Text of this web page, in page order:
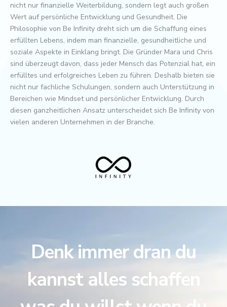
nicht nur finanzielle Weiterbildung, sondern legt auch großen
Wert auf persönliche Entwicklung und Gesundheit. Die
Philosophie von Be Infinity dreht sich um die Schaffung eines
erfüllten Lebens, indem man finanzielle, gesundheitliche und
soziale Aspekte in Einklang bringt. Die Gründer Mara und Chris
sind überzeugt davon, dass jeder Mensch das Potenzial hat, ein
erfülltes und erfolgreiches Leben zu führen. Deshalb bieten sie
nicht nur fachliche Schulungen, sondern auch Unterstützung in
Bereichen wie Mindset und persönlicher Entwicklung. Durch
diesen ganzheitlichen Ansatz unterscheidet sich Be Infinity von
vielen anderen Unternehmen in der Branche.
Denk immer dran du
kannst alles schaffen